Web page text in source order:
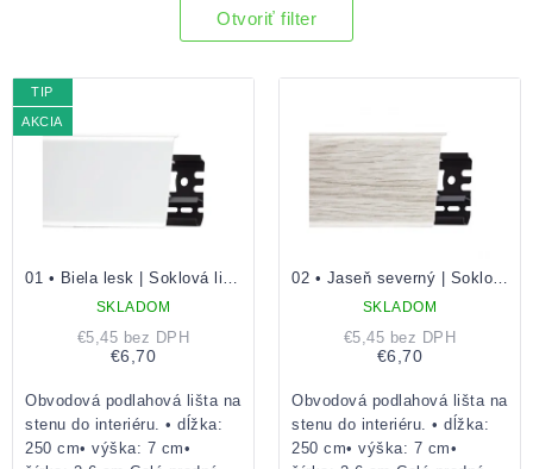
Otvoriť filter
produktov
TIP
AKCIA
SKLADOM
€5,45 bez DPH
€6,70
Obvodová podlahová lišta na
stenu do interiéru. • dĺžka:
250 cm• výška: 7 cm•
SKLADOM
€5,45 bez DPH
€6,70
Obvodová podlahová lišta na
stenu do interiéru. • dĺžka:
250 cm• výška: 7 cm•